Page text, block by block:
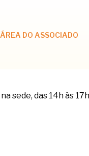
ÁREA DO ASSOCIADO